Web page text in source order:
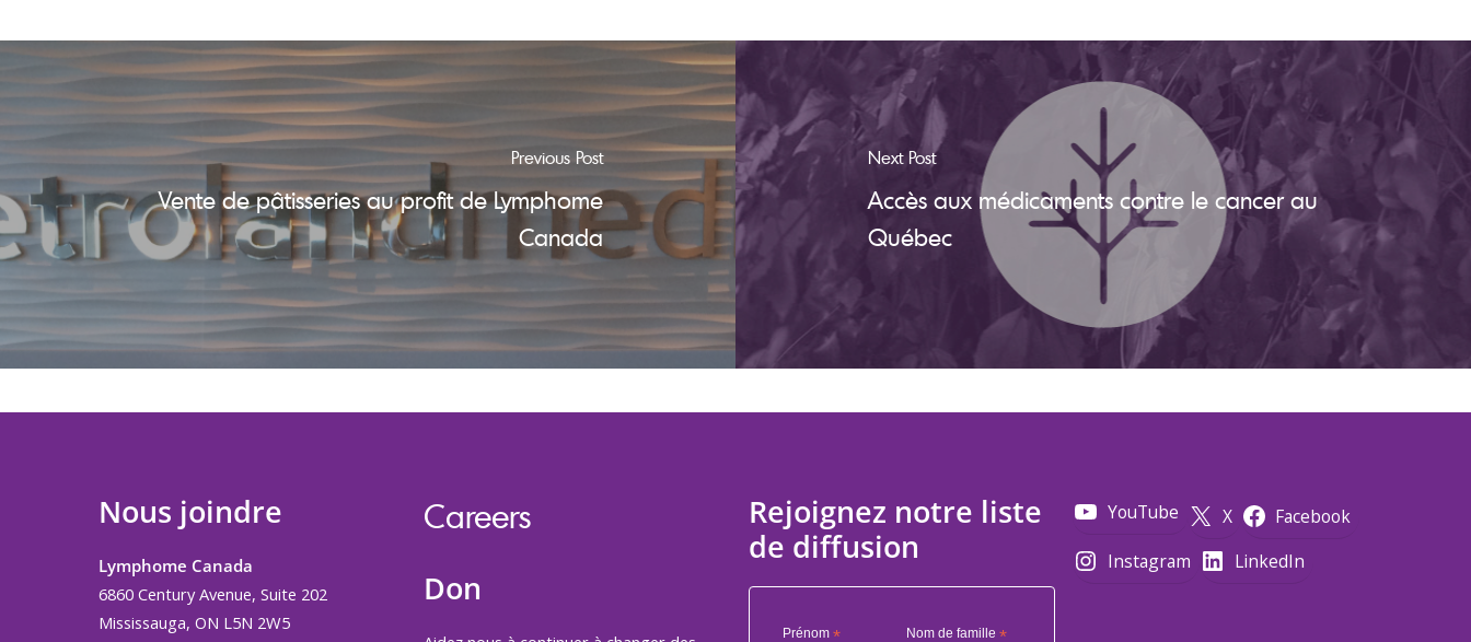
Previous Post
Vente de pâtisseries au profit de Lymphome
Canada
Next Post
Accès aux médicaments contre le cancer au
Québec
Nous joindre
Lymphome Canada
6860 Century Avenue, Suite 202
Mississauga, ON L5N 2W5
Careers
Don
Rejoignez notre liste
de diffusion
Prénom * Nom de famille *
YouTube X
Facebook
Instagram
LinkedIn